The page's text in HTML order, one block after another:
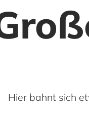
Hier bahnt sich